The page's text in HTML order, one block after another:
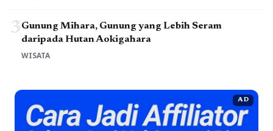
3Gunung Mihara, Gunung yang Lebih Seram
daripada Hutan Aokigahara
WISATA
AD